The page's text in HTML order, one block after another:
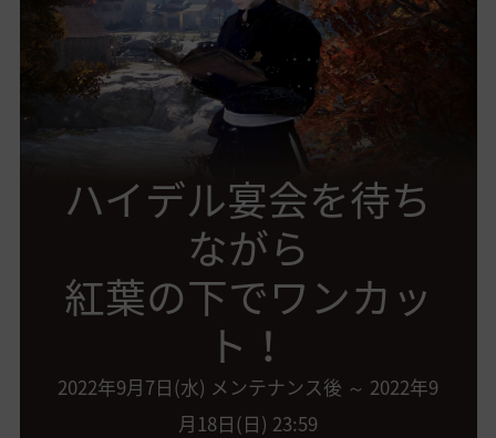
ハイデル宴会を待ち
ながら
紅葉の下でワンカッ
ト！
2022年9月7日(水) メンテナンス後 ～ 2022年9
月18日(日) 23:59